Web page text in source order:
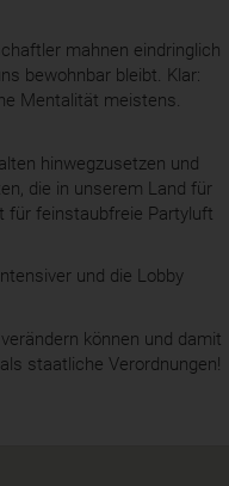
mahnen eindringlich
bewohnbar bleibt. Klar:
Mentalität meistens.
hinwegzusetzen und
die in unserem Land für
für feinstaubfreie Partyluft
und die Lobby
können und damit
staatliche Verordnungen!